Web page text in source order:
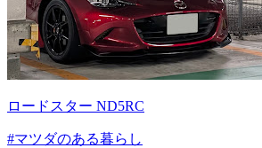
ロードスター ND5RC
#マツダのある暮らし